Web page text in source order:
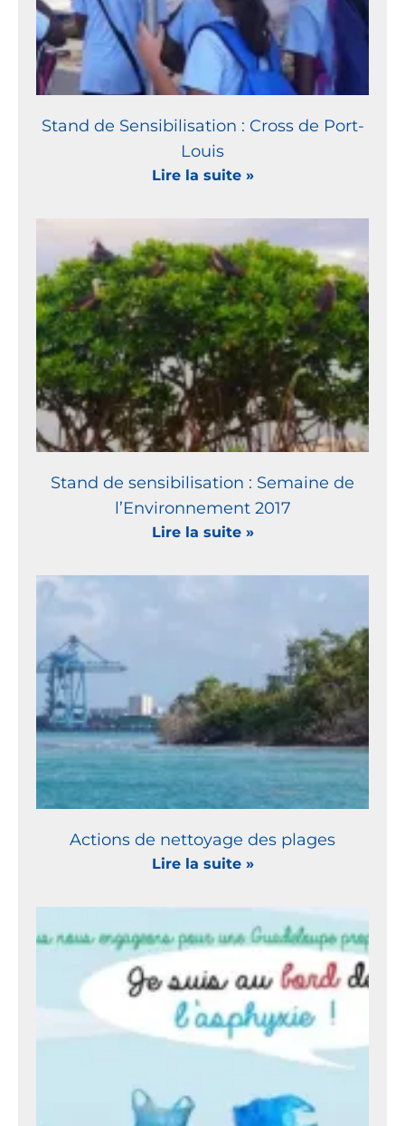
Stand de Sensibilisation : Cross de Port-
Louis
Lire la suite »
Stand de sensibilisation : Semaine de
l’Environnement 2017
Lire la suite »
Actions de nettoyage des plages
Lire la suite »